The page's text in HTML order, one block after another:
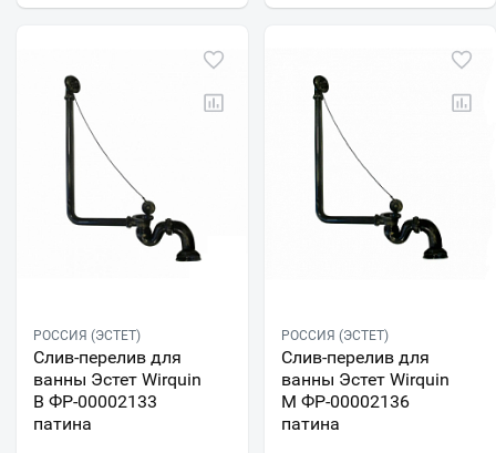
РОССИЯ (ЭСТЕТ)
Слив-перелив для
ванны Эстет Wirquin
В ФР-00002133
патина
РОССИЯ (ЭСТЕТ)
Слив-перелив для
ванны Эстет Wirquin
М ФР-00002136
патина